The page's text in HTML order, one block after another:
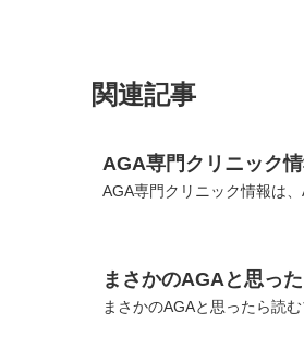
関連記事
AGA専門クリニック情
AGA専門クリニック情報は
まさかのAGAと思っ
まさかのAGAと思ったら読